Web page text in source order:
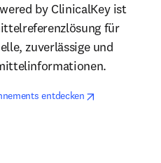
by ClinicalKey ist
für
zuverlässige und
entdeckenWird in neuem
tab/window